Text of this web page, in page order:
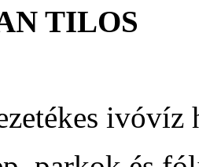
TILOS
ivóvíz